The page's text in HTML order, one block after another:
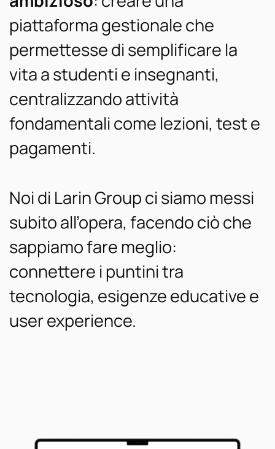
piattaforma gestionale che
permettesse di semplificare la
vita a studenti e insegnanti,
centralizzando attività
fondamentali come lezioni, test e
pagamenti.
Noi di Larin Group ci siamo messi
subito all’opera, facendo ciò che
sappiamo fare meglio:
connettere i puntini tra
tecnologia, esigenze educative e
user experience.